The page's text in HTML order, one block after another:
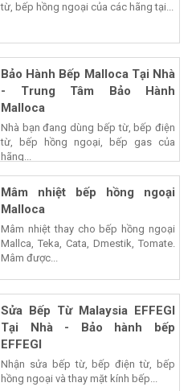
từ, bếp hồng ngoại của các hãng tại...
Bảo Hành Bếp Malloca Tại Nhà
- Trung Tâm Bảo Hành
Malloca
Nhà bạn đang dùng bếp từ, bếp điện
từ, bếp hồng ngoại, bếp gas của
hãng...
Mâm nhiệt bếp hồng ngoại
Malloca
Mâm nhiệt thay cho bếp hồng ngoại
Mallca, Teka, Cata, Dmestik, Tomate.
Mâm được...
Sửa Bếp Từ Malaysia EFFEGI
Tại Nhà - Bảo hành bếp
EFFEGI
Nhận sửa bếp từ, bếp điện từ, bếp
hồng ngoại và thay mặt kính bếp...